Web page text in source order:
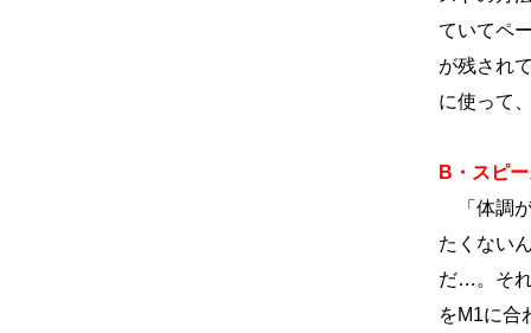
ていてペ
が残され
に使って
B・スピ
「体調が
たくない
だ…。そ
をM1に合